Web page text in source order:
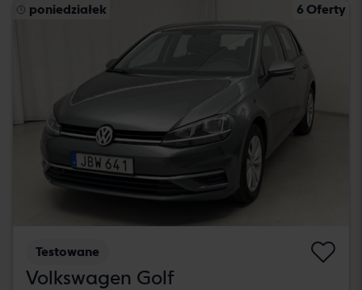
poniedziałek 6 Oferty
Testowane
Volkswagen Golf